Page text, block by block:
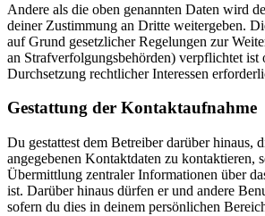
Andere als die oben genannten Daten wird
deiner Zustimmung an Dritte weitergeben.
auf Grund gesetzlicher Regelungen zur
an Strafverfolgungsbehörden) verpflichtet ist
Durchsetzung rechtlicher Interessen
Gestattung der Kontaktaufnahme
Du gestattest dem Betreiber darüber hinaus,
angegebenen Kontaktdaten zu kontaktieren,
Übermittlung zentraler Informationen über
ist. Darüber hinaus dürfen er und andere
sofern du dies in deinem persönlichen